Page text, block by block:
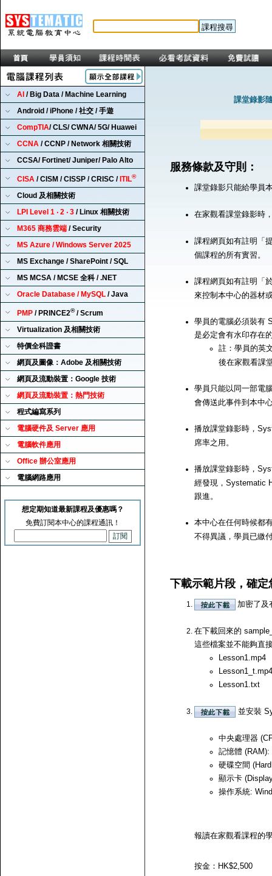
AI / Big Data / Machine Learning
Android / iPhone / 社交 / 手遊
CompTIA/ CLS/ CWNA/ 5G/ Huawei
CCNA / CCNP / Network 相關技術
CCSA/ Fortinet/ Juniper/ Palo Alto
CISA / CISM / CISSP / CRISC / ITIL®
Cloud 及相關技術
LPI Level 1 ‧ 2 ‧ 3 / Linux 相關技術
M365 商務雲端 / Security
MS Azure / Windows Server 2025
MS Exchange / SharePoint / SQL
MS MCSA / MCSE 全科 / .NET
Oracle Database / MySQL / Java
PMP / PRINCE2®/ Scrum
Virtualization 及相關技術
特價全科證書
網頁及圖像：Adobe 及相關技術
網頁及流動裝置：Google 技術
網頁及流動裝置：熱門技術
程式編寫系列
電腦硬件及 Server 應用
電腦軟件應用
Office 辦公室應用
電腦網路應用
想定期知道最新課程及優惠嗎？
免費訂閱本中心的課程通訊！
課堂錄影
服務條款及守則：
課堂錄影只能給學員
在家觀看課堂錄影時
課程網頁如有註明「
個課程的所有實習。
課程網頁如有註明「
來控制本中心的器材
學員的電腦必須裝有
是必定會有水印存在
註：學員的英
後在家觀看課
學員只能以同一部電
會傳送此事件到本中
播放課堂錄影時，
席率之用。
播放課堂錄影時，
經發現，Systematic
跟進。
本中心在任何時候都
不得異議，學員已繳
下載示範片段，確
加密了及
在下載回來的
這些檔案並不能夠直
Lesson1.mp4
Lesson1_t.mp4
Lesson1.txt
並安裝
中央處理器
記憶體
硬碟空間
顯示卡
操作系統:
報讀在家觀看課程的
按金：HK$2,500